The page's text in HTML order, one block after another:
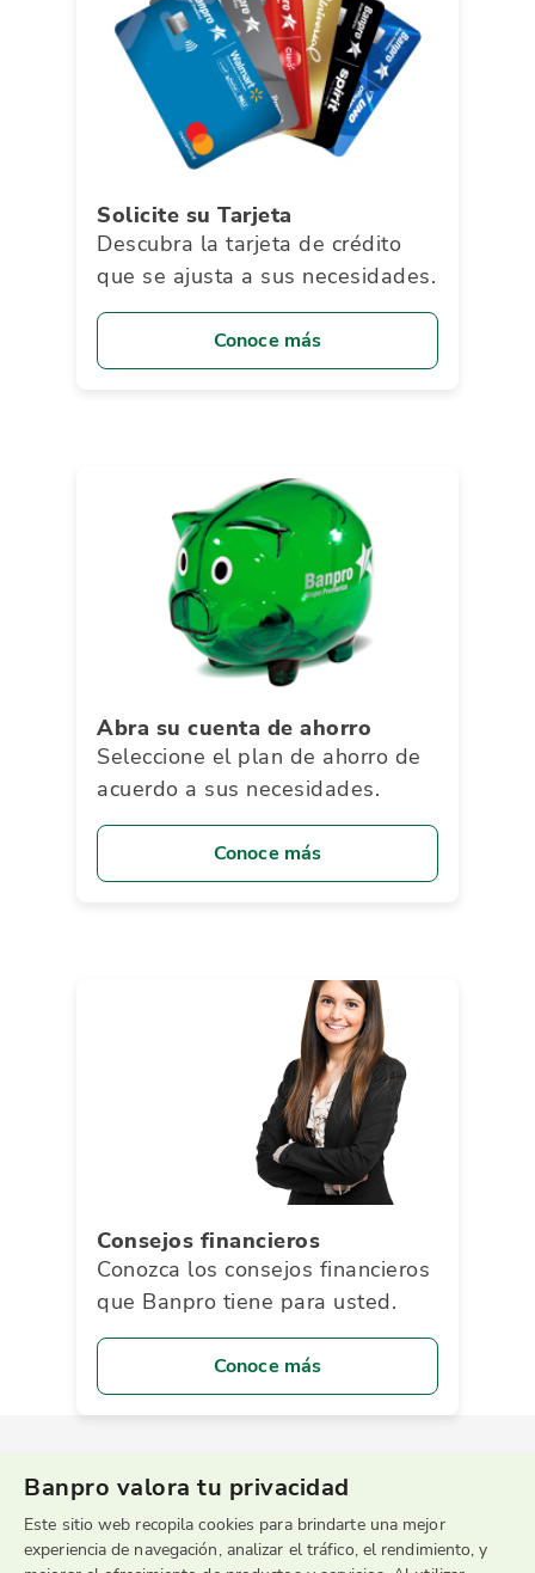
Solicite su Tarjeta
Descubra la tarjeta de crédito
que se ajusta a sus necesidades.
Conoce más
Abra su cuenta de ahorro
Seleccione el plan de ahorro de
acuerdo a sus necesidades.
Conoce más
Consejos financieros
Conozca los consejos financieros
que Banpro tiene para usted.
Conoce más
Banpro valora tu privacidad
Este sitio web recopila cookies para brindarte una mejor
experiencia de navegación, analizar el tráfico, el rendimiento, y